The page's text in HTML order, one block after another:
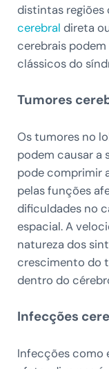
distintas regiões
cerebral direta
cerebrais
clássicos do
Tumores
Os tumores no
podem causar a
pode comprimir
pelas funções
dificuldades no
espacial. A
natureza dos
crescimento do
dentro do
Infecções
Infecções como